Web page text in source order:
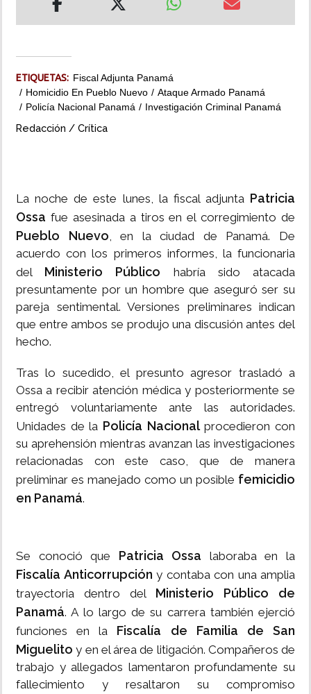
ETIQUETAS: Fiscal Adjunta Panamá
Homicidio En Pueblo Nuevo
Ataque Armado Panamá
Policía Nacional Panamá
Investigación Criminal Panamá
Redacción / Crítica
La noche de este lunes, la fiscal adjunta Patricia
Ossa fue asesinada a tiros en el corregimiento de
Pueblo Nuevo, en la ciudad de Panamá. De
acuerdo con los primeros informes, la funcionaria
del Ministerio Público habría sido atacada
presuntamente por un hombre que aseguró ser su
pareja sentimental. Versiones preliminares indican
que entre ambos se produjo una discusión antes del
hecho.
Tras lo sucedido, el presunto agresor trasladó a
Ossa a recibir atención médica y posteriormente se
entregó voluntariamente ante las autoridades.
Unidades de la Policía Nacionalprocedieron con
su aprehensión mientras avanzan las investigaciones
relacionadas con este caso, que de manera
preliminar es manejado como un posible femicidio
en Panamá.
Se conoció que Patricia Ossa laboraba en la
Fiscalía Anticorrupción y contaba con una amplia
trayectoria dentro del Ministerio Público de
Panamá. A lo largo de su carrera también ejerció
funciones en la Fiscalía de Familia de San
Miguelito y en el área de litigación. Compañeros de
trabajo y allegados lamentaron profundamente su
fallecimiento y resaltaron su compromiso